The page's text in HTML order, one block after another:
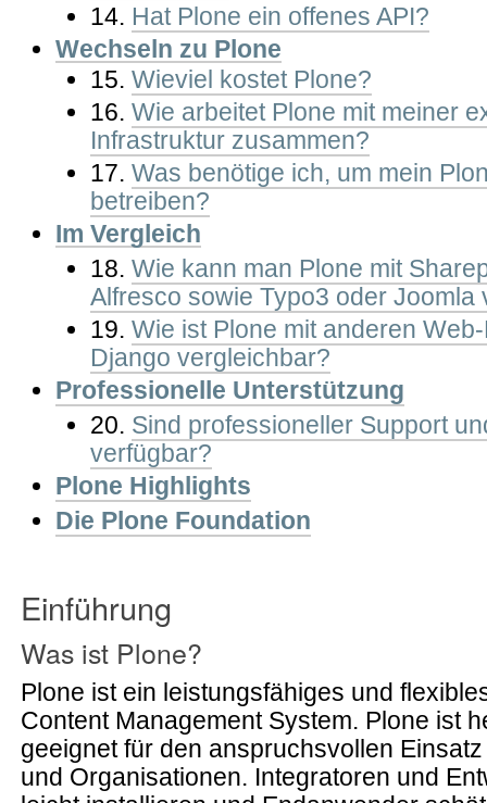
14. Hat Plone ein offenes API?
Wechseln zu Plone
15. Wieviel kostet Plone?
16. Wie arbeitet Plone mit meiner
Infrastruktur zusammen?
17. Was benötige ich, um mein
betreiben?
Im Vergleich
18. Wie kann man Plone mit
Alfresco sowie Typo3 oder Joomla
19. Wie ist Plone mit anderen
Django vergleichbar?
Professionelle Unterstützung
20. Sind professioneller Support
verfügbar?
Plone Highlights
Die Plone Foundation
Einführung
Was ist Plone?
Plone ist ein leistungsfähiges und
Content Management System. Plone ist
geeignet für den anspruchsvollen
und Organisationen. Integratoren und